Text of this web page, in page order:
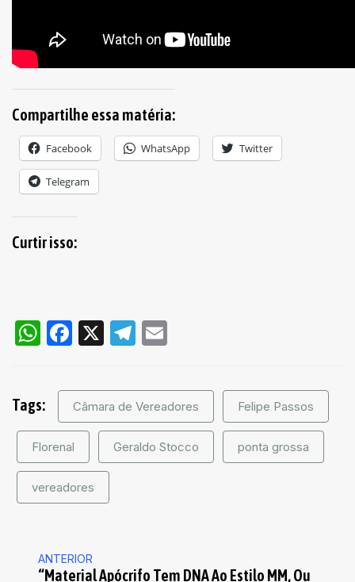
Compartilhe essa matéria:
Facebook WhatsApp Twitter
Telegram
Curtir isso:
WhatsApp
Facebook
X Telegram
Tags: Câmara de Vereadores Felipe Passos
Florenal Geraldo Stocco ponta grossa
vereadores
ANTERIOR
“Material Apócrifo Tem DNA Ao Estilo MM, Ou